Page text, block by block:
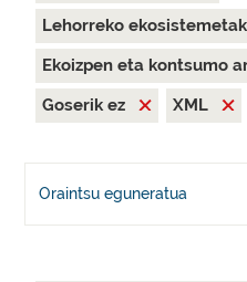
Lehorreko
Ekoizpen eta kontsumo
Goserik ez
XML
Oraintsu eguneratua